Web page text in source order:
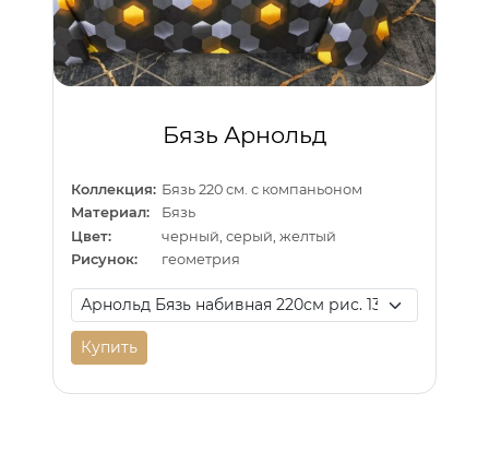
Бязь Арнольд
Коллекция: Бязь 220 см. с компаньоном
Материал:
Бязь
Цвет:
черный, серый, желтый
Рисунок:
геометрия
Купить